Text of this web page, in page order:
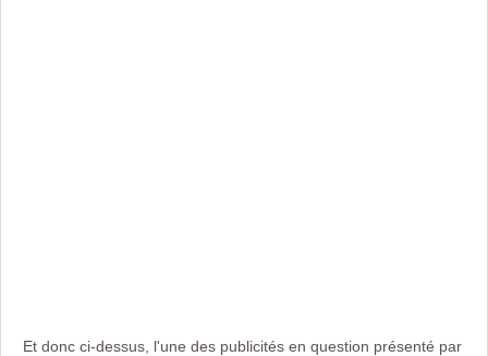
Et donc ci-dessus, l'une des publicités en question présenté par